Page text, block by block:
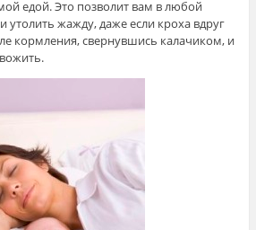
едой. Это позволит вам в любой
утолить жажду, даже если кроха вдруг
кормления, свернувшись калачиком, и